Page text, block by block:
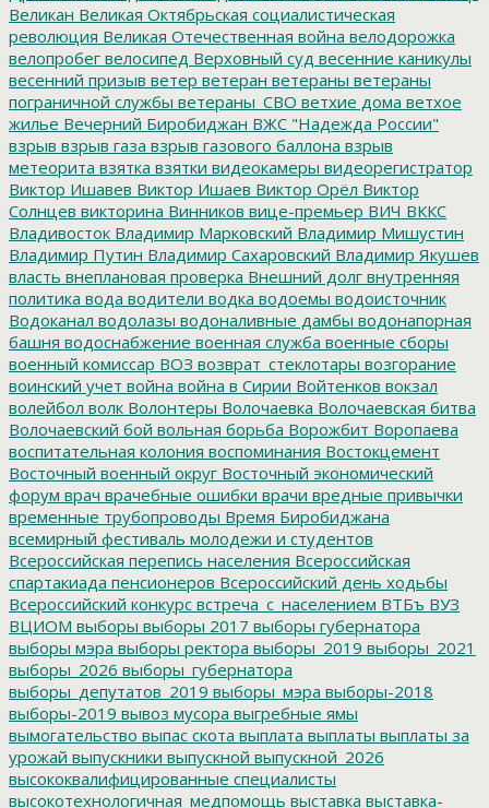
Великан Великая Октябрьская социалистическая
революция Великая Отечественная война велодорожка
велопробег велосипед Верховный суд весенние каникулы
весенний призыв ветер ветеран ветераны ветераны
пограничной службы ветераны_СВО ветхие дома ветхое
жилье Вечерний Биробиджан ВЖС "Надежда России"
взрыв взрыв газа взрыв газового баллона взрыв
метеорита взятка взятки видеокамеры видеорегистратор
Виктор Ишавев Виктор Ишаев Виктор Орёл Виктор
Солнцев викторина Винников вице-премьер ВИЧ ВККС
Владивосток Владимир Марковский Владимир Мишустин
Владимир Путин Владимир Сахаровский Владимир Якушев
власть внеплановая проверка Внешний долг внутренняя
политика вода водители водка водоемы водоисточник
Водоканал водолазы водоналивные дамбы водонапорная
башня водоснабжение военная служба военные сборы
военный комиссар ВОЗ возврат_стеклотары возгорание
воинский учет война война в Сирии Войтенков вокзал
волейбол волк Волонтеры Волочаевка Волочаевская битва
Волочаевский бой вольная борьба Ворожбит Воропаева
воспитательная колония воспоминания Востокцемент
Восточный военный округ Восточный экономический
форум врач врачебные ошибки врачи вредные привычки
временные трубопроводы Время Биробиджана
всемирный фестиваль молодежи и студентов
Всероссийская перепись населения Всероссийская
спартакиада пенсионеров Всероссийский день ходьбы
Всероссийский конкурс встреча_с_населением ВТБъ ВУЗ
ВЦИОМ выборы выборы 2017 выборы губернатора
выборы мэра выборы ректора выборы_2019 выборы_2021
выборы_2026 выборы_губернатора
выборы_депутатов_2019 выборы_мэра выборы-2018
выборы-2019 вывоз мусора выгребные ямы
вымогательство выпас скота выплата выплаты выплаты за
урожай выпускники выпускной выпускной_2026
высококвалифицированные специалисты
высокотехнологичная_медпомощь выставка выставка-